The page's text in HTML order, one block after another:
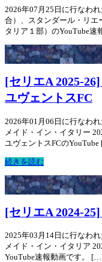
2026年07月25日に行なわ
合）、スタンダール・リエ
タリア１部）のYouTube速
[セリエA 2025-
ユヴェントスFC
2026年01月06日に行なわ
メイド・イン・イタリー
ユヴェントスFCの
続きを読む
[セリエA 2024-
2025年03月14日に行なわ
メイド・イン・イタリア
YouTube速報動画です。